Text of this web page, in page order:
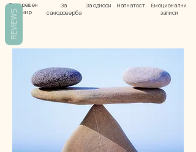
Внатрешен
немир
За
самодоверба
За односи Напнатост
Емоционални
записи
REVIEWS